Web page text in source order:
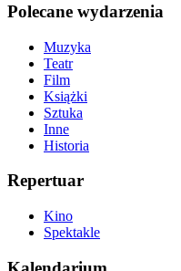
Polecane wydarzenia
Muzyka
Teatr
Film
Książki
Sztuka
Inne
Historia
Repertuar
Kino
Spektakle